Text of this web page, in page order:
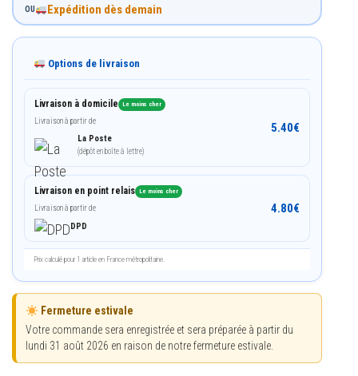
OU Expédition dès demain
Options de livraison
Livraison à domicile Le moins cher
Livraison à partir de
La Poste
(dépôt en boîte à lettre)
5.40€
Livraison en point relais Le moins cher
Livraison à partir de
DPD
4.80€
Prix calculé pour 1 article en France métropolitaine.
Fermeture estivale
Votre commande sera enregistrée et sera préparée à partir du
lundi 31 août 2026 en raison de notre fermeture estivale.